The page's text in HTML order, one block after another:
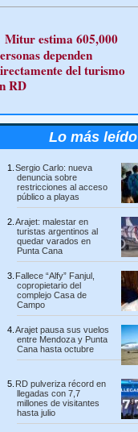
Mitur estima 605,000
dependen
del turismo
RD
Lo más leído
Sergio Carlo: nueva
denuncia sobre
restricciones al acceso
público a playas
Arajet: malestar en
turistas argentinos al
quedar varados en
Punta Cana
Fallece “Alfy” Fanjul,
copropietario del
complejo Casa de
Campo
Arajet pausa sus vuelos
entre Mendoza y Punta
Cana hasta octubre
RD pulveriza récord en
llegadas con 7,7
millones de visitantes
hasta julio